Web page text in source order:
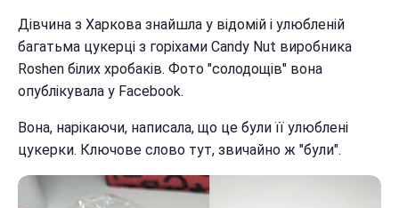
Дівчина з Харкова знайшла у відомій і улюбленій
багатьма цукерці з горіхами Candy Nut виробника
Roshen білих хробаків. Фото "солодощів" вона
опублікувала у Facebook.
Вона, нарікаючи, написала, що це були її улюблені
цукерки. Ключове слово тут, звичайно ж "були".